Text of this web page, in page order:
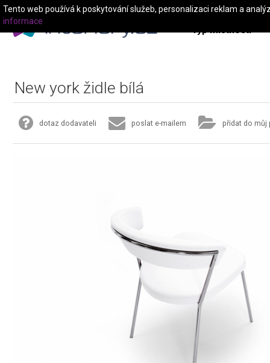
Typ místnosti
New york židle bílá
dotaz dodavateli poslat e-mailem přidat do můj
Tento web používá k poskytování služeb, personalizaci reklam a
informace